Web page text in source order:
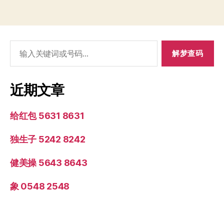
索：
近期文章
给红包 5631 8631
独生子 5242 8242
健美操 5643 8643
象 0548 2548